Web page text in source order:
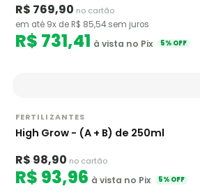
R$ 769,90 no cartão
em até 9x de R$ 85,54 sem juros
R$ 731,41 à vista no Pix 5% OFF
FERTILIZANTES
High Grow - (A + B) de 250ml
R$ 98,90 no cartão
R$ 93,96 à vista no Pix 5% OFF